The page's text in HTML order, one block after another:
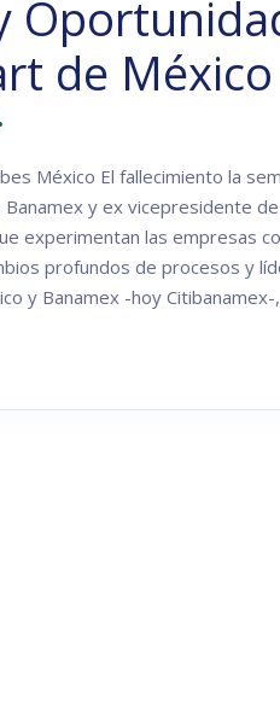
de México
México El fallecimiento la
y ex vicepresidente
experimentan las empresas
profundos de procesos y
y Banamex -hoy